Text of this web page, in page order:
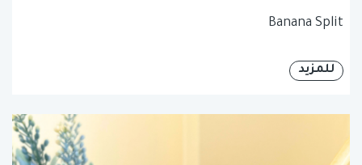
Banana Split
للمزيد